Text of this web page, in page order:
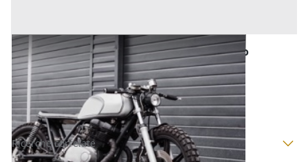
Motoveicolo o Ciclomotore all'asta a Nuoro
Posada (Nuoro)
Codice asta:BB153493628
Asta chiusa
Ricerche correlate